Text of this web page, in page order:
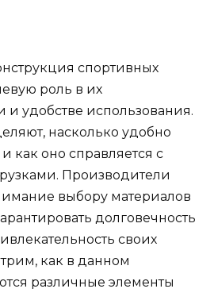
спортивных
роль в их
и удобстве использования.
насколько удобно
как оно справляется с
Производители
выбору материалов
долговечность
своих
как в данном
различные элементы